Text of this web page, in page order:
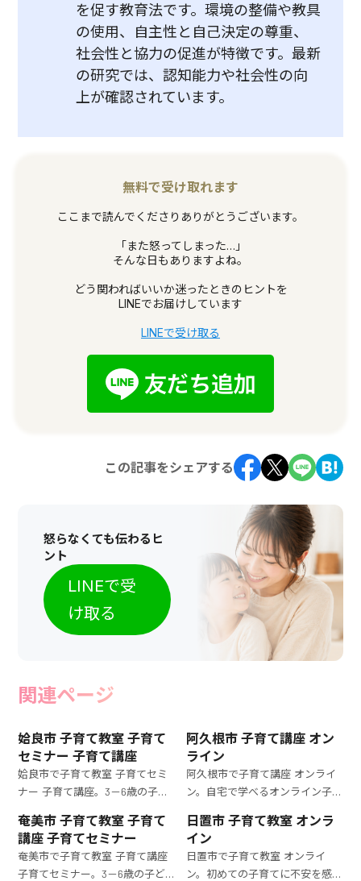
を促す教育法です。環境の整備や教具
の使用、自主性と自己決定の尊重、
社会性と協力の促進が特徴です。最新
の研究では、認知能力や社会性の向
上が確認されています。
無料で受け取れます
ここまで読んでくださりありがとうございます。
「また怒ってしまった…」
そんな日もありますよね。
どう関わればいいか迷ったときのヒントを
LINEでお届けしています
LINEで受け取る
この記事をシェアする
怒らなくても伝わるヒ
ント
LINEで受
け取る
関連ページ
姶良市 子育て教室 子育て
セミナー 子育て講座
姶良市で子育て教室 子育てセミ
ナー 子育て講座。3－6歳の子ど
ー。育児のストレスを軽減し、
効果的な育て方を学ぶことで、育
児がもっと楽しくなります。
阿久根市 子育て講座 オン
ライン
阿久根市で子育て講座 オンライ
ン。自宅で学べるオンライン子育
発達を理解し、効果的な育児法
を専門家から学べるチャンスで
す。
奄美市 子育て教室 子育て
講座 子育てセミナー
奄美市で子育て教室 子育て講座
子育てセミナー。3－6歳の子ど
日置市 子育て教室 オンラ
イン
日置市で子育て教室 オンライ
ン。初めての子育てに不安を感じ